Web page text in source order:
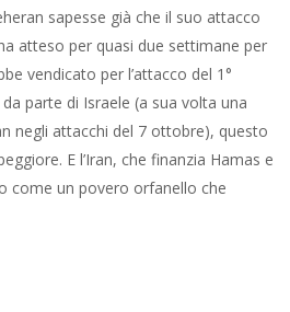
sapesse già che il suo attacco
atteso per quasi due settimane per
vendicato per l’attacco del 1°
parte di Israele (a sua volta una
negli attacchi del 7 ottobre), questo
E l’Iran, che finanzia Hamas e
come un povero orfanello che